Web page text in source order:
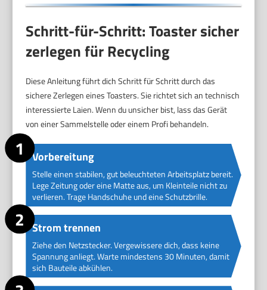
Schritt-für-Schritt: Toaster sicher
zerlegen für Recycling
Diese Anleitung führt dich Schritt für Schritt durch das
sichere Zerlegen eines Toasters. Sie richtet sich an technisch
interessierte Laien. Wenn du unsicher bist, lass das Gerät
von einer Sammelstelle oder einem Profi behandeln.
Vorbereitung
Stelle einen stabilen, gut beleuchteten Arbeitsplatz bereit.
Lege Zeitung oder eine Matte aus, um Kleinteile nicht zu
verlieren. Trage Handschuhe und eine Schutzbrille.
Strom trennen
Ziehe den Netzstecker. Vergewissere dich, dass keine
Spannung anliegt. Warte mindestens 30 Minuten, damit
sich Bauteile abkühlen.